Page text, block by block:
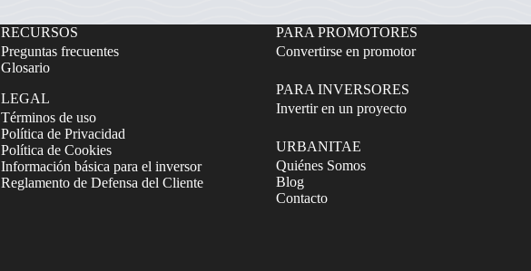
RECURSOS
Preguntas frecuentes
Glosario
LEGAL
Términos de uso
Política de Privacidad
Política de Cookies
Información básica para el inversor
Reglamento de Defensa del Cliente
PARA PROMOTORES
Convertirse en promotor
PARA INVERSORES
Invertir en un proyecto
URBANITAE
Quiénes Somos
Blog
Contacto